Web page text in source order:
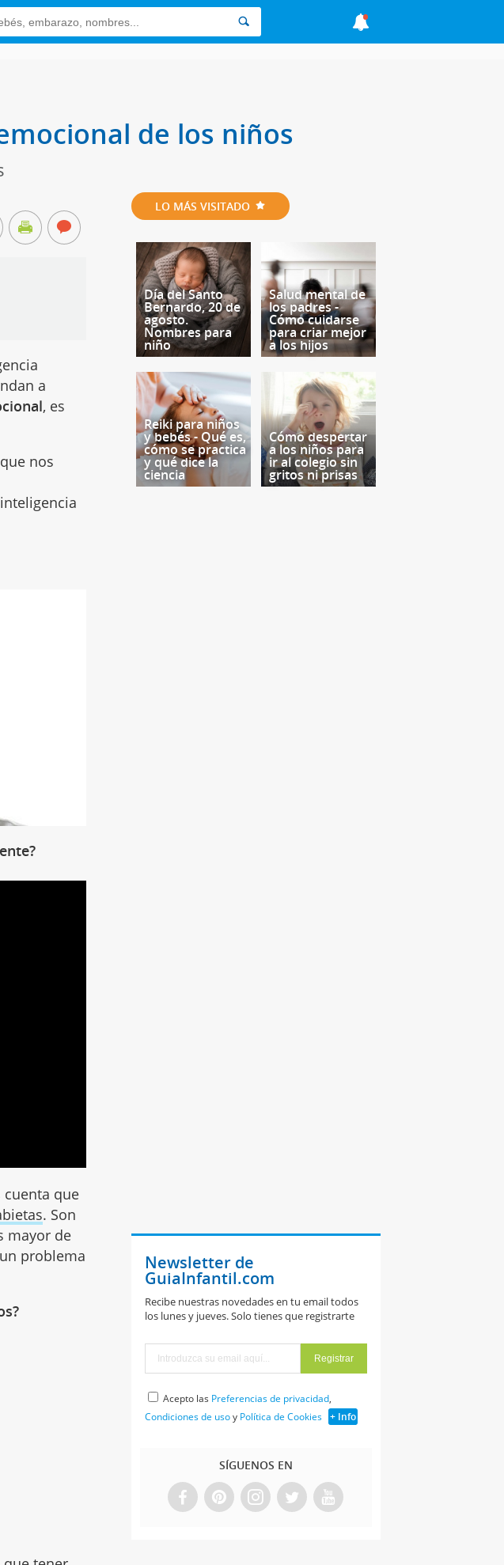
de los niños
a
, es
nos
que
. Son
mayor de
problema
LO MÁS VISITADO
Día del Santo
Bernardo, 20 de
agosto.
Nombres para
niño
Salud mental de
los padres -
Cómo cuidarse
para criar mejor
a los hijos
Reiki para niños
y bebés - Qué es,
cómo se practica
y qué dice la
ciencia
Cómo despertar
a los niños para
ir al colegio sin
gritos ni prisas
Newsletter de
GuiaInfantil.com
Recibe nuestras novedades en tu email todos
los lunes y jueves. Solo tienes que registrarte
Acepto las Preferencias de privacidad,
Condiciones de usoy Política de Cookies + Info
SÍGUENOS EN